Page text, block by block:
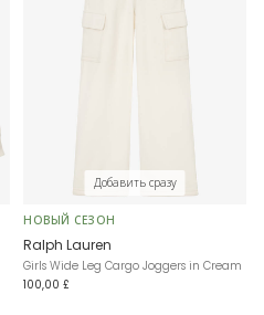
Добавить сразу
НОВЫЙ СЕЗОН
Ralph Lauren
Girls Wide Leg Cargo Joggers in Cream
100,00 £